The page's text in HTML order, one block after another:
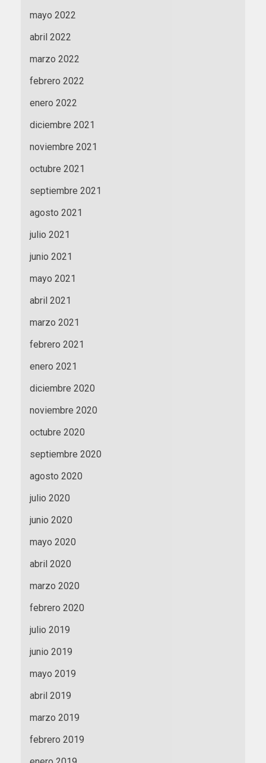
mayo 2022
abril 2022
marzo 2022
febrero 2022
enero 2022
diciembre 2021
noviembre 2021
octubre 2021
septiembre 2021
agosto 2021
julio 2021
junio 2021
mayo 2021
abril 2021
marzo 2021
febrero 2021
enero 2021
diciembre 2020
noviembre 2020
octubre 2020
septiembre 2020
agosto 2020
julio 2020
junio 2020
mayo 2020
abril 2020
marzo 2020
febrero 2020
julio 2019
junio 2019
mayo 2019
abril 2019
marzo 2019
febrero 2019